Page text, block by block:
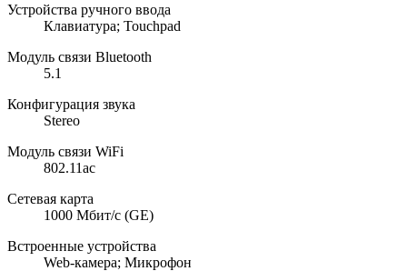
Устройства ручного ввода
Клавиатура; Touchpad
Модуль связи Bluetooth
5.1
Конфигурация звука
Stereo
Модуль связи WiFi
802.11ac
Сетевая карта
1000 Мбит/с (GE)
Встроенные устройства
Web-камера; Микрофон